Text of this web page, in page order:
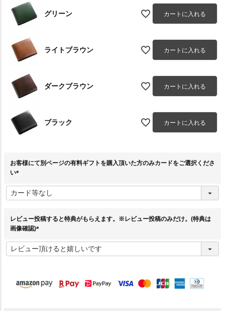
グリーン カートに入れる
ライトブラウン カートに入れる
ダークブラウン カートに入れる
ブラック カートに入れる
お客様にて別ページの有料ギフトを購入頂いた方のみカードをご選択くださ
い
必
須
レビュー投稿すると特典がもらえます。※レビュー投稿のみだけ。(特典は
画像確認)
必
須